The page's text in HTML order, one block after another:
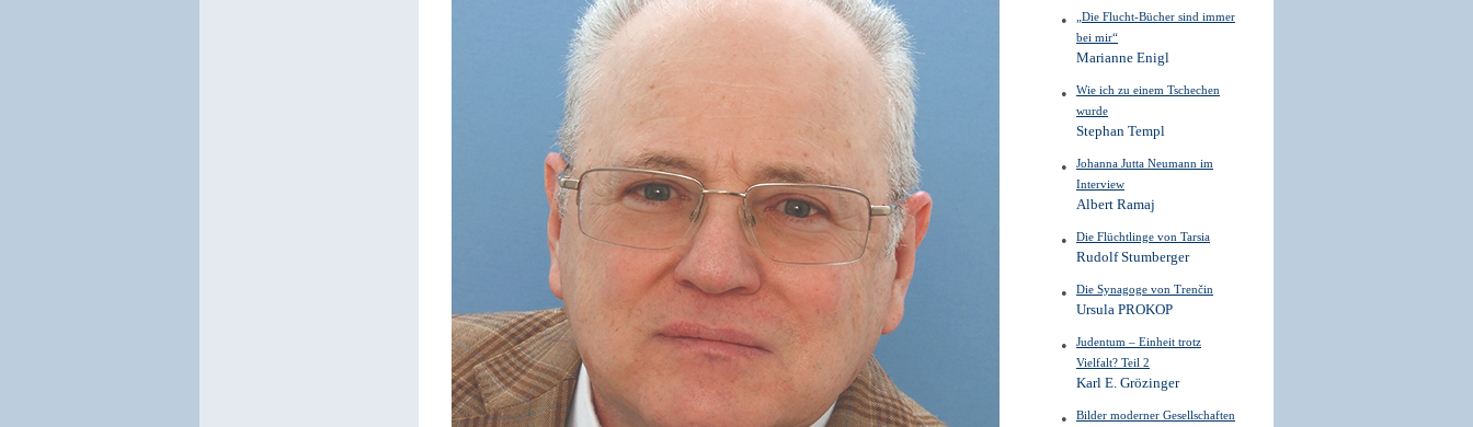
„Die Flucht-­Bücher sind immer
bei mir“
Marianne Enigl
Wie ich zu einem Tschechen
wurde
Stephan Templ
Johanna Jutta Neumann im
Interview
Albert Ramaj
Die Flüchtlinge von Tarsia
Rudolf Stumberger
Die Synagoge von Trenčin
Ursula PROKOP
Judentum – Einheit trotz
Vielfalt? Teil 2
Karl E. Grözinger
Bilder moderner ­Gesellschaften